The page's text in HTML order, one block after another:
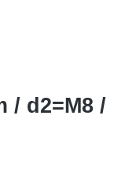
/ d2=M8 /